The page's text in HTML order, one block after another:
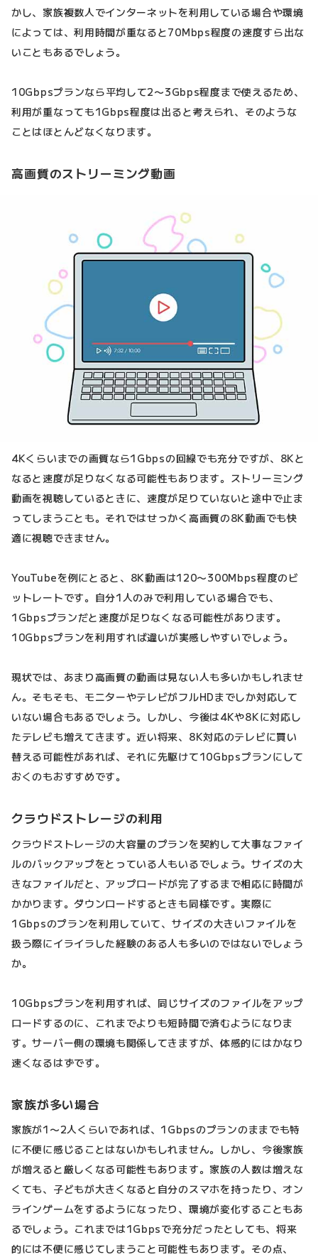
かし、家族複数人でインターネットを利用している場合や環境
によっては、利用時間が重なると70Mbps程度の速度すら出な
いこともあるでしょう。
10Gbpsプランなら平均して2〜3Gbps程度まで使えるため、
利用が重なっても1Gbps程度は出ると考えられ、そのような
ことはほとんどなくなります。
高画質のストリーミング動画
4Kくらいまでの画質なら1Gbpsの回線でも充分ですが、8Kと
なると速度が足りなくなる可能性もあります。ストリーミング
動画を視聴しているときに、速度が足りていないと途中で止ま
ってしまうことも。それではせっかく高画質の8K動画でも快
適に視聴できません。
YouTubeを例にとると、8K動画は120〜300Mbps程度のビ
ットレートです。自分1人のみで利用している場合でも、
1Gbpsプランだと速度が足りなくなる可能性があります。
10Gbpsプランを利用すれば違いが実感しやすいでしょう。
現状では、あまり高画質の動画は見ない人も多いかもしれませ
ん。そもそも、モニターやテレビがフルHDまでしか対応して
いない場合もあるでしょう。しかし、今後は4Kや8Kに対応し
たテレビも増えてきます。近い将来、8K対応のテレビに買い
替える可能性があれば、それに先駆けて10Gbpsプランにして
おくのもおすすめです。
クラウドストレージの利用
クラウドストレージの大容量のプランを契約して大事なファイ
ルのバックアップをとっている人もいるでしょう。サイズの大
きなファイルだと、アップロードが完了するまで相応に時間が
かかります。ダウンロードするときも同様です。実際に
1Gbpsのプランを利用していて、サイズの大きいファイルを
扱う際にイライラした経験のある人も多いのではないでしょう
か。
10Gbpsプランを利用すれば、同じサイズのファイルをアップ
ロードするのに、これまでよりも短時間で済むようになりま
す。サーバー側の環境も関係してきますが、体感的にはかなり
速くなるはずです。
家族が多い場合
家族が1〜2人くらいであれば、1Gbpsのプランのままでも特
に不便に感じることはないかもしれません。しかし、今後家族
が増えると厳しくなる可能性もあります。家族の人数は増えな
くても、子どもが大きくなると自分のスマホを持ったり、オン
ラインゲームをするようになったり、環境が変化することもあ
るでしょう。これまでは1Gbpsで充分だったとしても、将来
的には不便に感じてしまうこと可能性もあります。その点、